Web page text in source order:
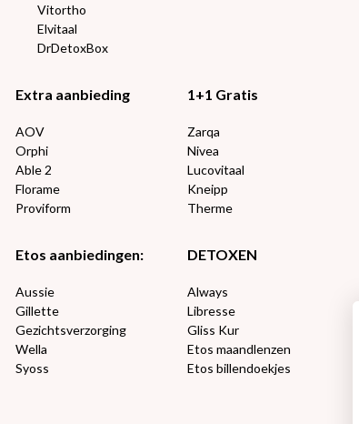
Vitortho
Elvitaal
DrDetoxBox
Extra aanbieding
AOV
Orphi
Able 2
Florame
Proviform
1+1 Gratis
Zarqa
Nivea
Lucovitaal
Kneipp
Therme
Etos aanbiedingen:
Aussie
Gillette
Gezichtsverzorging
Wella
Syoss
DETOXEN
Always
Libresse
Gliss Kur
Etos maandlenzen
Etos billendoekjes